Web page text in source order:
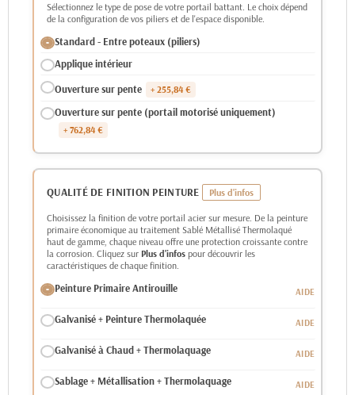
Sélectionnez le type de pose de votre portail battant. Le choix dépend
de la configuration de vos piliers et de l'espace disponible.
Standard - Entre poteaux (piliers)
Applique intérieur
Ouverture sur pente
+ 255,84 €
Ouverture sur pente (portail motorisé uniquement)
+ 762,84 €
QUALITÉ DE FINITION PEINTURE
Choisissez la finition de votre portail acier sur mesure. De la peinture
primaire économique au traitement Sablé Métallisé Thermolaqué
haut de gamme, chaque niveau offre une protection croissante contre
la corrosion. Cliquez sur Plus d'infos pour découvrir les
caractéristiques de chaque finition.
Peinture Primaire Antirouille
Galvanisé + Peinture Thermolaquée
Galvanisé à Chaud + Thermolaquage
Sablage + Métallisation + Thermolaquage